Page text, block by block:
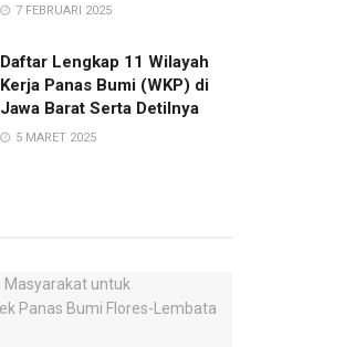
7 FEBRUARI 2025
Daftar Lengkap 11 Wilayah
Kerja Panas Bumi (WKP) di
Jawa Barat Serta Detilnya
5 MARET 2025